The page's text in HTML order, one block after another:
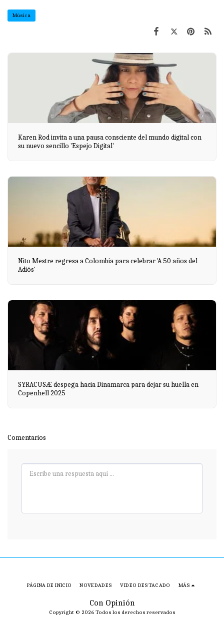
Música
Karen Rod invita a una pausa consciente del mundo digital con
su nuevo sencillo 'Espejo Digital'
Nito Mestre regresa a Colombia para celebrar 'A 50 años del
Adiós'
SYRACUSÆ despega hacia Dinamarca para dejar su huella en
Copenhell 2025
Comentarios
Con Opinión
Copyright © 2026 Todos los derechos reservados
PÁGINA DE INICIO NOVEDADES VIDEO DESTACADO MÁS